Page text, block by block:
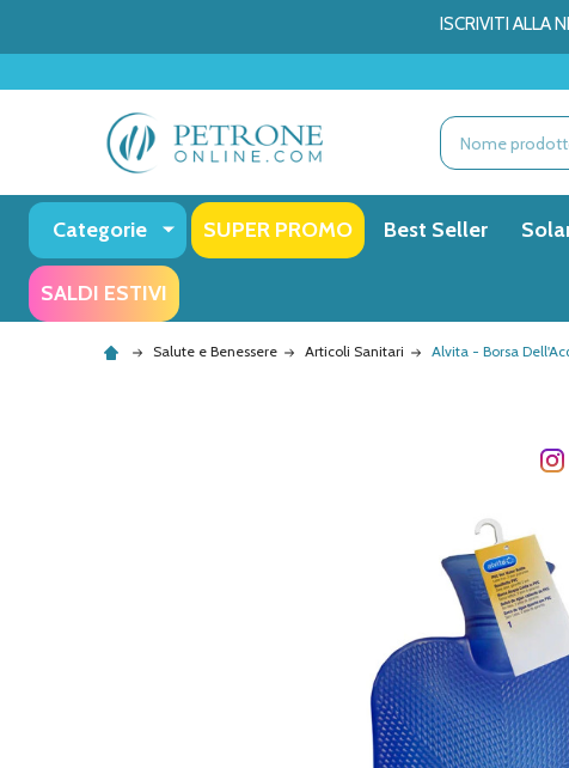
ISCRIVITI ALLA
Ricerca
Categorie SUPER PROMO Best Seller
SALDI ESTIVI
Salute e Benessere Articoli Sanitari Alvita - Borsa